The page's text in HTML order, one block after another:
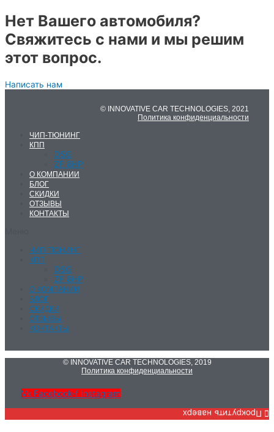
Нет Вашего автомобиля?
Свяжитесь с нами и мы решим
этот вопрос.
Написать нам
© INNOVATIVE CAR TECHNOLOGIES, 2021
Политика конфиденциальности
ЧИП-ТЮНИНГ
КПП
DSG
ZF 8HP
О КОМПАНИИ
БЛОГ
СКИДКИ
ОТЗЫВЫ
КОНТАКТЫ
ЧИП-ТЮНИНГ
КПП
DSG
ZF 8HP
О КОМПАНИИ
БЛОГ
СКИДКИ
ОТЗЫВЫ
КОНТАКТЫ
© INNOVATIVE CAR TECHNOLOGIES, 2019
Политика конфиденциальности
Vk Facebook-f Instagram
Прокрутить наверх